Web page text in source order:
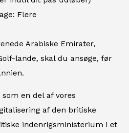
Flere
Arabiske Emirater,
lande, skal du ansøge, før
som en del af vores
af den britiske
indenrigsministerium i et